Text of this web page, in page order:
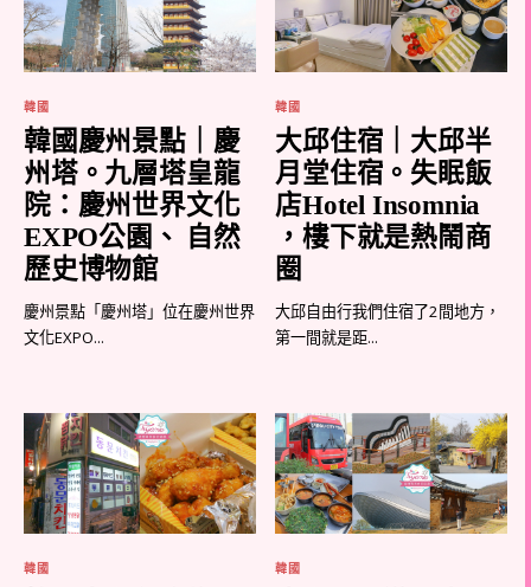
韓國
韓國慶州景點｜慶
州塔。九層塔皇龍
院：慶州世界文化
EXPO公園、 自然
歷史博物館
慶州景點「慶州塔」位在慶州世界
文化EXPO...
韓國
大邱住宿｜大邱半
月堂住宿。失眠飯
店Hotel Insomnia
，樓下就是熱鬧商
圈
大邱自由行我們住宿了2間地方，
第一間就是距...
韓國 韓國